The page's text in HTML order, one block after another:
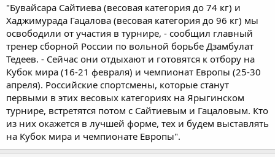
"Бувайсара Сайтиева (весовая категория до 74 кг) и
Хаджимурада Гацалова (весовая категория до 96 кг) мы
освободили от участия в турнире, - сообщил главный
тренер сборной России по вольной борьбе Дзамбулат
Тедеев. - Сейчас они отдыхают и готовятся к отбору на
Кубок мира (16-21 февраля) и чемпионат Европы (25-30
апреля). Российские спортсмены, которые станут
первыми в этих весовых категориях на Ярыгинском
турнире, встретятся потом с Сайтиевым и Гацаловым. Кто
из них окажется в лучшей форме, тех и будем выставлять
на Кубок мира и чемпионате Европы".